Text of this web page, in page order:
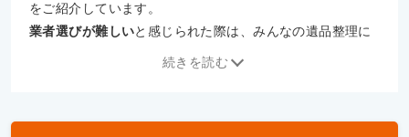
をご紹介しています。
業者選びが難しいと感じられた際は、みんなの遺品整理に
続きを読む